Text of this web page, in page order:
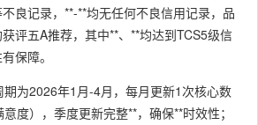
良记录，**-**均无任何不良信用记录，品
评五A推荐，其中**、**均达到TCS5级信
保障。
为2026年1月-4月，每月更新1次核心数
度），季度更新完整**，确保**时效性；